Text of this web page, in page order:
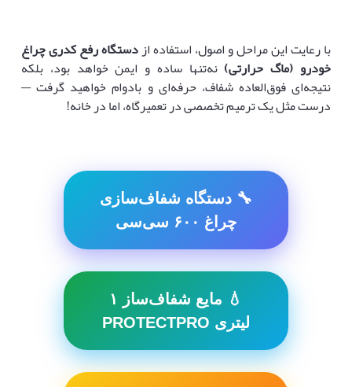
با رعایت این مراحل و اصول، استفاده ازدستگاه رفع کدری چراغ
خودرو (ماگ حرارتی) نه‌تنها ساده و ایمن خواهد بود، بلکه
نتیجه‌ای فوق‌العاده شفاف، حرفه‌ای و بادوام خواهید گرفت —
درست مثل یک ترمیم تخصصی در تعمیرگاه، اما در خانه!
🔧 دستگاه شفاف‌سازی
چراغ ۶۰۰ سی‌سی
💧 مایع شفاف‌ساز ۱
لیتری PROTECTPRO